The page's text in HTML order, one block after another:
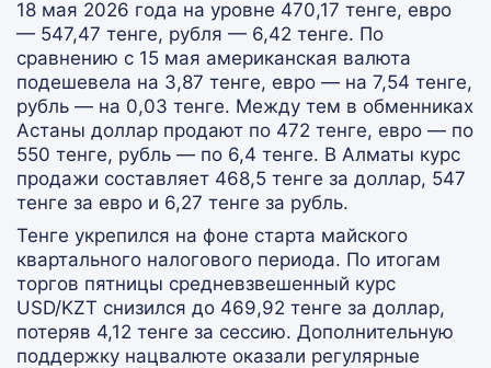
18 мая 2026 года на уровне 470,17 тенге, евро
— 547,47 тенге, рубля — 6,42 тенге. По
сравнению с 15 мая американская валюта
подешевела на 3,87 тенге, евро — на 7,54 тенге,
рубль — на 0,03 тенге. Между тем в обменниках
Астаны доллар продают по 472 тенге, евро — по
550 тенге, рубль — по 6,4 тенге. В Алматы курс
продажи составляет 468,5 тенге за доллар, 547
тенге за евро и 6,27 тенге за рубль.
Тенге укрепился на фоне старта майского
квартального налогового периода. По итогам
торгов пятницы средневзвешенный курс
USD/KZT снизился до 469,92 тенге за доллар,
потеряв 4,12 тенге за сессию. Дополнительную
поддержку нацвалюте оказали регулярные